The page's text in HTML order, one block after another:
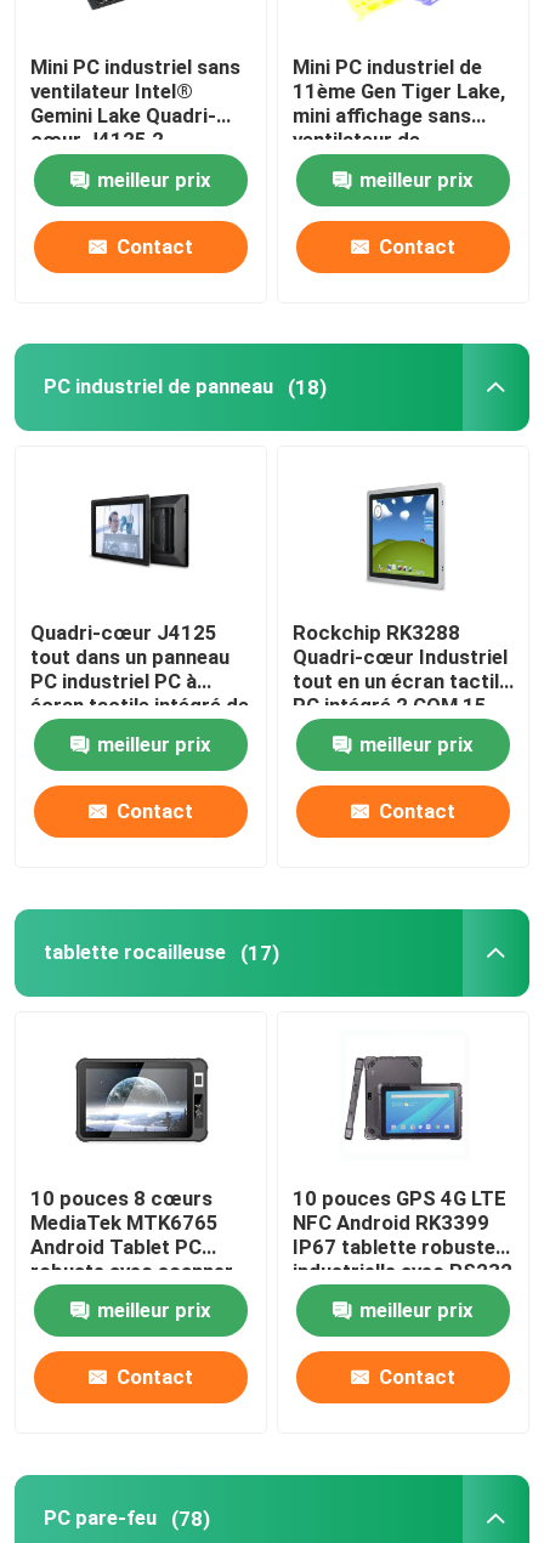
Carte mère nano
Carte mère pare-feu
Carte mère PC OPS
Mini PC industriel sans
ventilateur Intel®
Gemini Lake Quadri-
cœur J4125 2
Gigabyte NIC 6COM
Nuc
meilleur prix
Contact
Mini PC industriel de
11ème Gen Tiger Lake,
mini affichage sans
ventilateur de
l'ordinateur DP de LAN
de gigabit de 6COM 2
meilleur prix
Contact
PC industriel de panneau (18)
Quadri-cœur J4125
tout dans un panneau
PC industriel PC à
écran tactile intégré de
15 pouces
meilleur prix
Contact
Rockchip RK3288
Quadri-cœur Industriel
tout en un écran tactile
PC intégré 2 COM 15
pouces
meilleur prix
Contact
tablette rocailleuse (17)
10 pouces 8 cœurs
MediaTek MTK6765
Android Tablet PC
robuste avec scanner
d'empreintes digitales
NFC
meilleur prix
Contact
10 pouces GPS 4G LTE
NFC Android RK3399
IP67 tablette robuste
industrielle avec RS232
COM
meilleur prix
Contact
PC pare-feu (78)